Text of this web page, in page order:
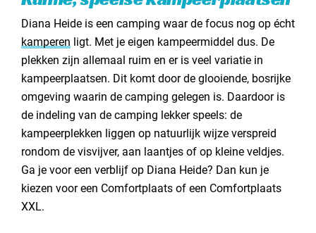
Diana Heide is een camping waar de focus nog op écht
kamperen ligt. Met je eigen kampeermiddel dus. De
plekken zijn allemaal ruim en er is veel variatie in
kampeerplaatsen. Dit komt door de glooiende, bosrijke
omgeving waarin de camping gelegen is. Daardoor is
de indeling van de camping lekker speels: de
kampeerplekken liggen op natuurlijk wijze verspreid
rondom de visvijver, aan laantjes of op kleine veldjes.
Ga je voor een verblijf op Diana Heide? Dan kun je
kiezen voor een Comfortplaats of een Comfortplaats
XXL.